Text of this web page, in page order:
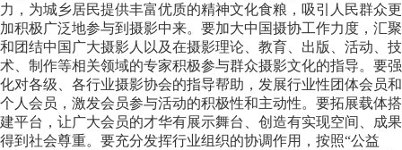
力，为城乡居民提供丰富优质的精神文化食粮，吸引人民群众更
加积极广泛地参与到摄影中来。要加大中国摄协工作力度，汇聚
和团结中国广大摄影人以及在摄影理论、教育、出版、活动、技
术、制作等相关领域的专家积极参与群众摄影文化的指导。要强
化对各级、各行业摄影协会的指导帮助，发展行业性团体会员和
个人会员，激发会员参与活动的积极性和主动性。要拓展载体搭
建平台，让广大会员的才华有展示舞台、创造有实现空间、成果
得到社会尊重。要充分发挥行业组织的协调作用，按照“公益